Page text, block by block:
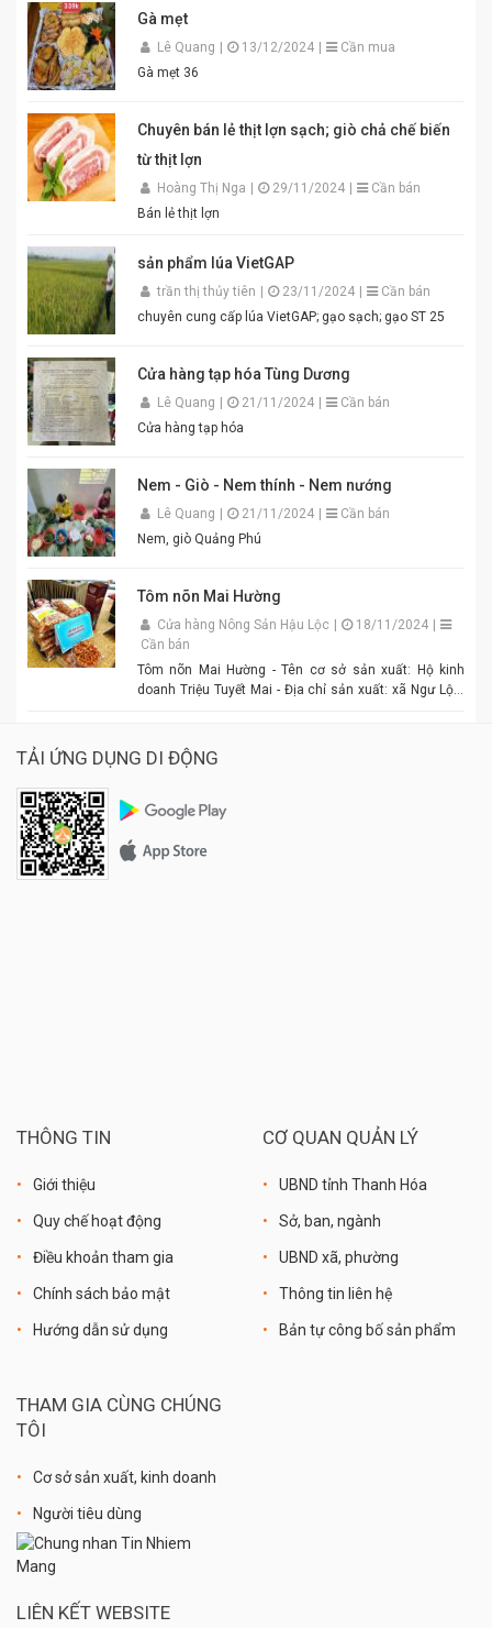
Mắm tôm An Quý Thiên Hương chính là lựa chọn hoàn
hảo cho mọi gia đình Việt. Được sản xuất từ tôm tươi
tuyển chọn theo quy trình lên men truyền thống. Màu
tím đặc trưng, hương thơm tự nhiên, vị đậm đà hài
Đóng gói tiện lợi, đảm bảo vệ sinh an toàn thực phẩm.
Hương vị thơm ngon chuẩn truyền thống. Độ sánh
mịn, màu sắc đẹp mắt. Dễ pha chế, dễ sử dụng. Phù
hợp cho gia đình, quán ăn và nhà hàng. Chỉ cần thêm
bún đậu chuẩn vị. Cam kết sản phẩm chất lượng,
đóng gói cẩn thận. Giao hàng nhanh toàn quốc. Đặt
tôm đậm đà, chuẩn vị quê hương cùng An Quý Thiên
#BunDauMamTom #GiaViTruyenThong
#DacSanVietNam #TikTokShop #AnQuyThienHuong
Gà mẹt
Lê Quang 13/12/2024
Cần mua
Gà mẹt 36
Chuyên bán lẻ thịt lợn sạch; giò chả chế biến
từ thịt lợn
Hoàng Thị Nga 29/11/2024
Cần bán
Bán lẻ thịt lợn
sản phẩm lúa VietGAP
trần thị thủy tiên 23/11/2024
Cần bán
chuyên cung cấp lúa VietGAP; gạo sạch; gạo ST 25
Cửa hàng tạp hóa Tùng Dương
Lê Quang 21/11/2024
Cần bán
Cửa hàng tạp hóa
Nem - Giò - Nem thính - Nem nướng
Lê Quang 21/11/2024
Cần bán
Nem, giò Quảng Phú
Tôm nõn Mai Hường
Cửa hàng Nông Sản Hậu Lộc 18/11/2024
Cần bán
Tôm nõn Mai Hường - Tên cơ sở sản xuất: Hộ kinh
doanh Triệu Tuyết Mai - Địa chỉ sản xuất: xã Ngư Lộc,
Giá: 600.000 đồng - 1.500.000 đồng/tùy size
TẢI ỨNG DỤNG DI ĐỘNG
THÔNG TIN
Giới thiệu
Quy chế hoạt động
Điều khoản tham gia
Chính sách bảo mật
Hướng dẫn sử dụng
CƠ QUAN QUẢN LÝ
UBND tỉnh Thanh Hóa
Sở, ban, ngành
UBND xã, phường
Thông tin liên hệ
Bản tự công bố sản phẩm
THAM GIA CÙNG CHÚNG
TÔI
Cơ sở sản xuất, kinh doanh
Người tiêu dùng
LIÊN KẾT WEBSITE